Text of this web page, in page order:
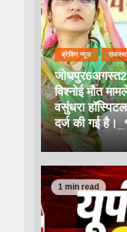
ब्रेकिंग न्यूज़
विश्नोई मौत
वसुंधरा
दर्ज की गई
1 min read